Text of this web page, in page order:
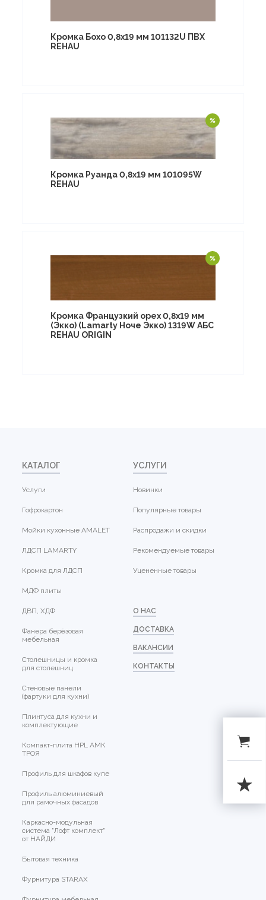
Кромка Бохо 0,8х19 мм 101132U ПВХ
REHAU
Кромка Руанда 0,8х19 мм 101095W
REHAU
Кромка Французкий орех 0,8х19 мм
(Экко) (Lamarty Ноче Экко) 1319W АБС
REHAU ORIGIN
КАТАЛОГ
Услуги
Гофрокартон
Мойки кухонные AMALET
ЛДСП LAMARTY
Кромка для ЛДСП
МДФ плиты
ДВП, ХДФ
Фанера берёзовая
мебельная
Столешницы и кромка
для столешниц
Стеновые панели
(фартуки для кухни)
Плинтуса для кухни и
комплектующие
Компакт-плита HPL АМК
ТРОЯ
Профиль для шкафов купе
Профиль алюминиевый
для рамочных фасадов
Каркасно-модульная
система "Лофт комплект"
от НАЙДИ
Бытовая техника
Фурнитура STARAX
УСЛУГИ
Новинки
Популярные товары
Распродажи и скидки
Рекомендуемые товары
Уцененные товары
О НАС
ДОСТАВКА
ВАКАНСИИ
КОНТАКТЫ